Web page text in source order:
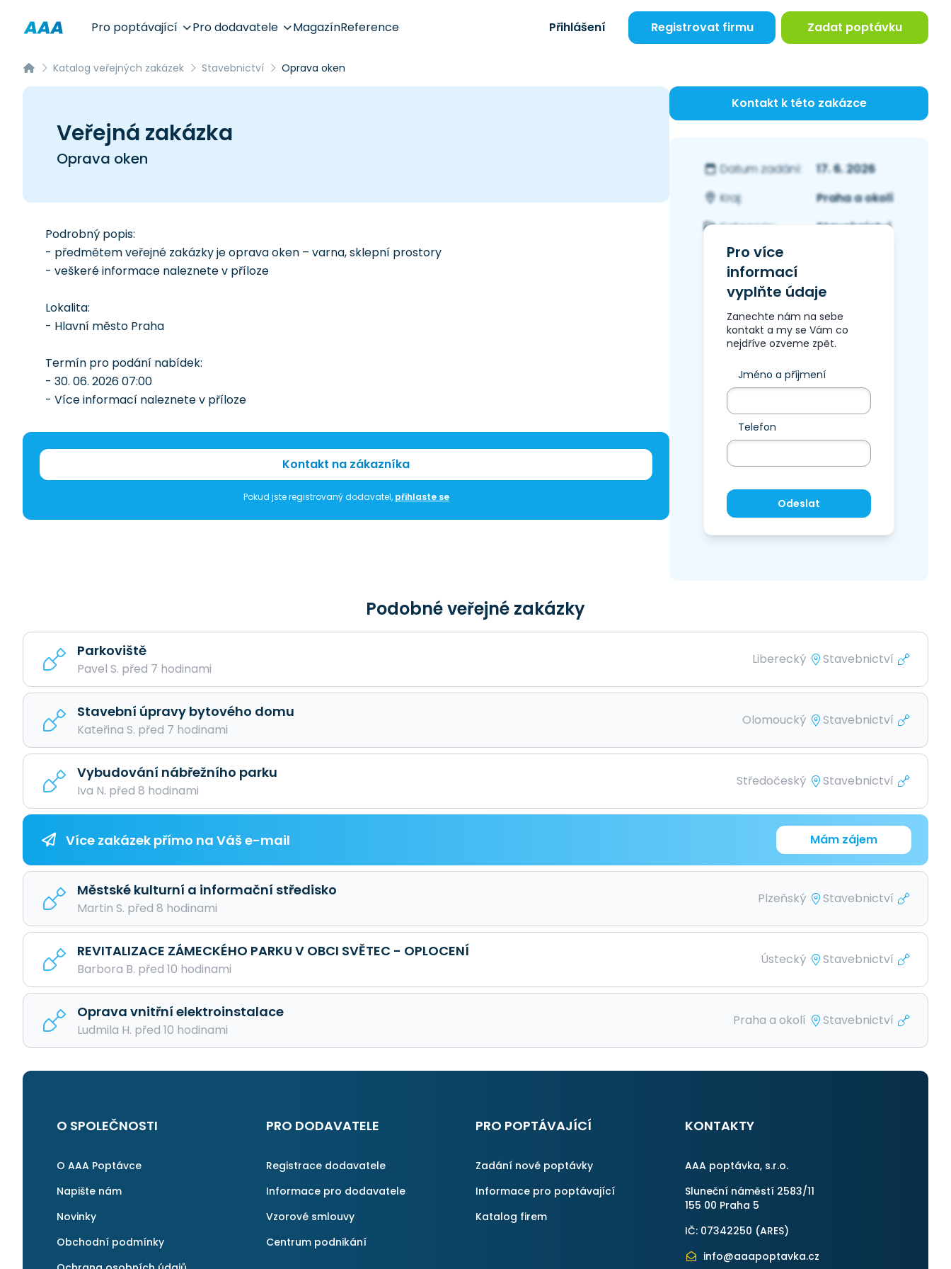
Pro poptávající Pro dodavatele MagazínReference Přihlášení Registrovat firmu Zadat poptávku
Katalog veřejných zakázek Stavebnictví Oprava oken
Veřejná zakázka
Oprava oken
Podrobný popis:
- předmětem veřejné zakázky je oprava oken – varna, sklepní prostory
- veškeré informace naleznete v příloze
Lokalita:
- Hlavní město Praha
Termín pro podání nabídek:
- 30. 06. 2026 07:00
- Více informací naleznete v příloze
Kontakt na zákazníka
Pokud jste registrovaný dodavatel, přihlaste se
Kontakt k této zakázce
Datum zadání:
17. 6. 2026
Kraj:
Praha a okolí
Kategorie:
Stavebnictví
Pro více
informací
vyplňte údaje
Zanechte nám na sebe
kontakt a my se Vám co
nejdříve ozveme zpět.
Jméno a příjmení
Telefon
Odeslat
Podobné veřejné zakázky
Parkoviště
Pavel S. před 7 hodinami
Liberecký Stavebnictví
Stavební úpravy bytového domu
Kateřina S. před 7 hodinami
Olomoucký Stavebnictví
Vybudování nábřežního parku
Iva N. před 8 hodinami
Středočeský Stavebnictví
Více zakázek přímo na Váš e-mail Mám zájem
Městské kulturní a informační středisko
Martin S. před 8 hodinami
Plzeňský Stavebnictví
REVITALIZACE ZÁMECKÉHO PARKU V OBCI SVĚTEC - OPLOCENÍ
Barbora B. před 10 hodinami
Ústecký Stavebnictví
Oprava vnitřní elektroinstalace
Ludmila H. před 10 hodinami
Praha a okolí Stavebnictví
O SPOLEČNOSTI
O AAA Poptávce
Napište nám
Novinky
Obchodní podmínky
PRO DODAVATELE
Registrace dodavatele
Informace pro dodavatele
Vzorové smlouvy
Centrum podnikání
PRO POPTÁVAJÍCÍ
Zadání nové poptávky
Informace pro poptávající
Katalog firem
KONTAKTY
AAA poptávka, s.r.o.
Sluneční náměstí 2583/11
155 00 Praha 5
IČ: 07342250 (ARES)
info@aaapoptavka.cz